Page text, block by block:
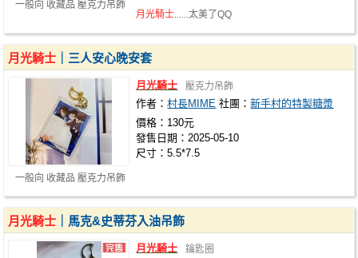
一般向 收藏品 壓克力吊飾
月光騎士......太美了QQ
一般向 收藏品 壓克力吊飾
月光騎士 ｜三人安心晚安套
月光騎士 壓克力吊飾
作者：村長MIME 社團：新手村的特製糖漿
價格：130元
發售日期：2025-05-10
尺寸：5.5*7.5
月光騎士 ｜馬克&史蒂芬入油吊飾
月光騎士 鑰匙圈